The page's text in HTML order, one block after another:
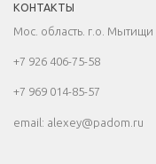
КОНТАКТЫ
Мос. область. г.о. Мытищи
+7 926 406-75-58
+7 969 014-85-57
email: alexey@padom.ru